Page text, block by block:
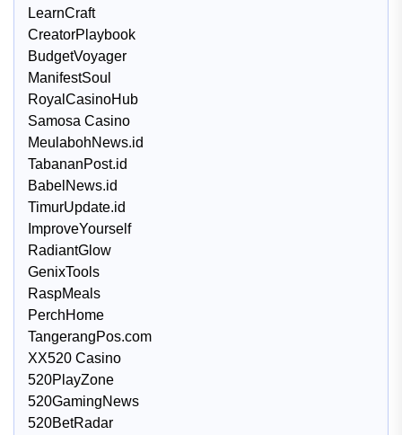
LearnCraft
CreatorPlaybook
BudgetVoyager
ManifestSoul
RoyalCasinoHub
Samosa Casino
MeulabohNews.id
TabananPost.id
BabelNews.id
TimurUpdate.id
ImproveYourself
RadiantGlow
GenixTools
RaspMeals
PerchHome
TangerangPos.com
XX520 Casino
520PlayZone
520GamingNews
520BetRadar